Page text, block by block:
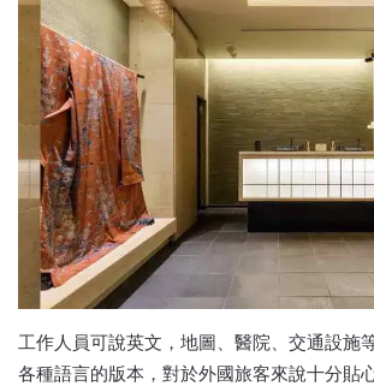
工作人員可說英文，地圖、醫院、交通設施
各種語言的版本，對於外國旅客來說十分貼